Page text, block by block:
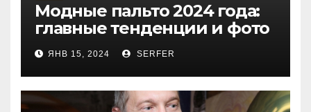
Модные пальто 2024 года:
главные тенденции и фото
новинок
ЯНВ 15, 2024 SERFER